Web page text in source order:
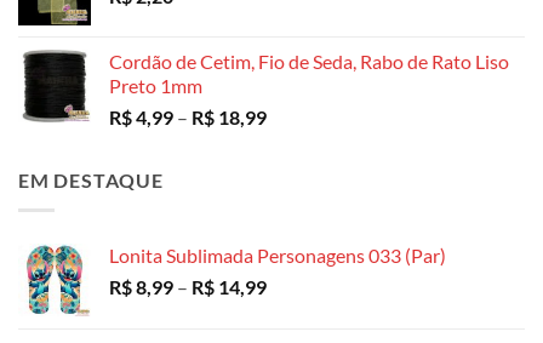
Cordão de Cetim, Fio de Seda, Rabo de Rato Liso
Preto 1mm
R$4,99 – R$ 18,99Faixa
EM DESTAQUE
Lonita Sublimada Personagens 033 (Par)
R$8,99 – R$ 14,99Faixa